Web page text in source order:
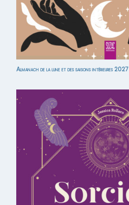
Almanach de la lune et des saisons intérieures 2027